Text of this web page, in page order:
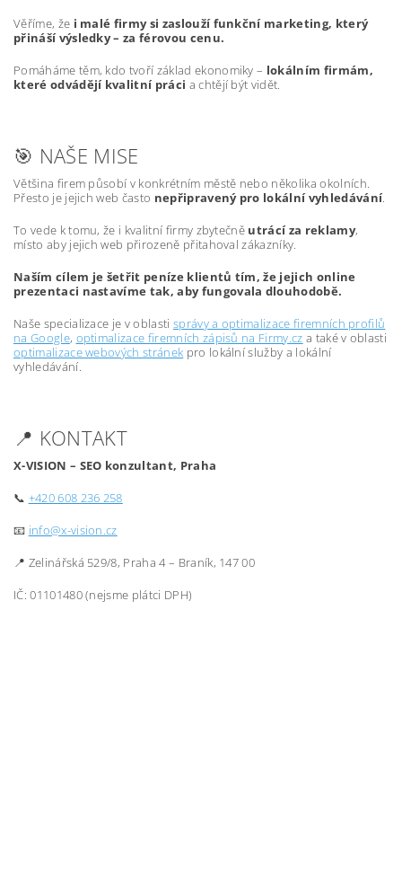
Věříme, že i malé firmy si zaslouží funkční marketing, který
přináší výsledky – za férovou cenu.
Pomáháme těm, kdo tvoří základ ekonomiky – lokálním firmám,
které odvádějí kvalitní práci a chtějí být vidět.
🎯 NAŠE MISE
Většina firem působí v konkrétním městě nebo několika okolních.
Přesto je jejich web často nepřipravený pro lokální vyhledávání.
To vede k tomu, že i kvalitní firmy zbytečně utrácí za reklamy,
místo aby jejich web přirozeně přitahoval zákazníky.
Naším cílem je šetřit peníze klientů tím, že jejich online
prezentaci nastavíme tak, aby fungovala dlouhodobě.
Naše specializace je v oblasti správy a optimalizace firemních profilů
na Google, optimalizace firemních zápisů na Firmy.cz a také v oblasti
optimalizace webových stránek pro lokální služby a lokální
vyhledávání.
📍 KONTAKT
X-VISION – SEO konzultant, Praha
📞 +420 608 236 258
📧 info@x-vision.cz
📍 Zelinářská 529/8, Praha 4 – Braník, 147 00
IČ: 01101480 (nejsme plátci DPH)